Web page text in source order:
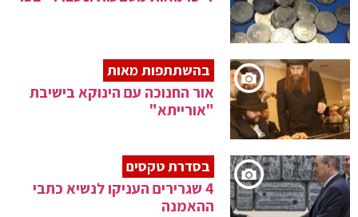
בהשתתפות מאות
אור החנוכה עם הינוקא בישיבת
"אורייתא"
בסדרת טקסים
4 שגרירים העניקו לנשיא כתבי
ההאמנה